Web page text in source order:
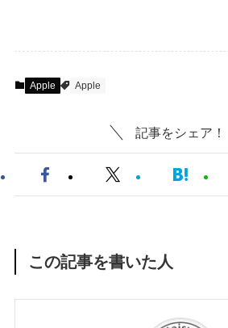
Apple Apple
記事をシェア！
この記事を書いた人